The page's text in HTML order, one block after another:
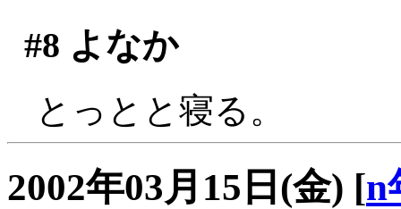
#8 よなか
とっとと寝る。
2002年03月15日(金) [n